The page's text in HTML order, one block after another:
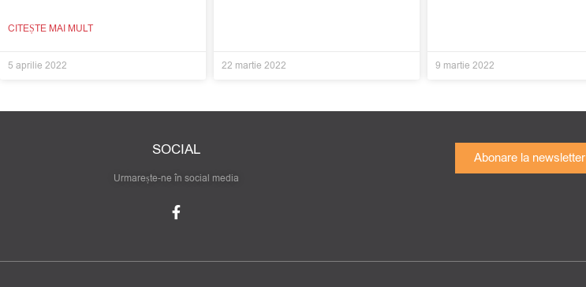
CITEȘTE MAI MULT
5 aprilie 2022 22 martie 2022 9 martie 2022
SOCIAL
Urmarește-ne în social media
Abonare la newsletter